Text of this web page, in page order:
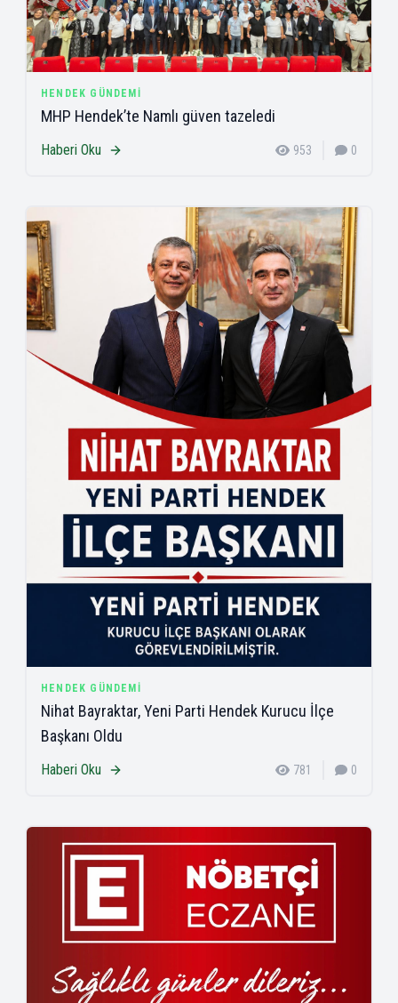
HENDEK GÜNDEMI
MHP Hendek’te Namlı güven tazeledi
Haberi Oku 953 0
HENDEK GÜNDEMI
Nihat Bayraktar, Yeni Parti Hendek Kurucu İlçe
Başkanı Oldu
Haberi Oku 781 0